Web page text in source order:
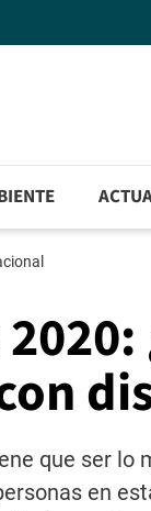
que ser lo
en